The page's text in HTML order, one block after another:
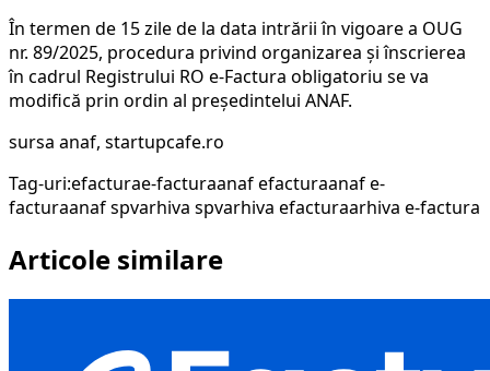
În termen de 15 zile de la data intrării în vigoare a OUG
nr. 89/2025, procedura privind organizarea și înscrierea
în cadrul Registrului RO e-Factura obligatoriu se va
modifică prin ordin al președintelui ANAF.
sursa anaf, startupcafe.ro
Tag-uri:efacturae-facturaanaf efacturaanaf e-
facturaanaf spvarhiva spvarhiva efacturaarhiva e-factura
Articole similare